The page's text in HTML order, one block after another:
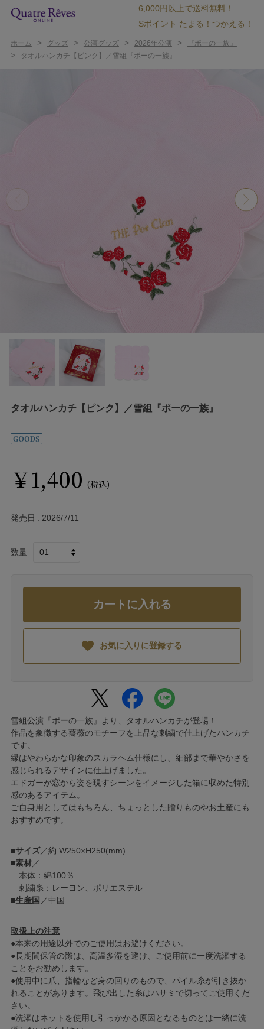
6,000円以上で送料無料！
Sポイント たまる！つかえる！
ホーム > グッズ > 公演グッズ > 2026年公演 > 『ポーの一族』
> タオルハンカチ【ピンク】／雪組『ポーの一族』
タオルハンカチ【ピンク】／雪組『ポーの一族』
￥1,400 (税込)
発売日 2026/7/11
数量
カートに入れる
お気に入りに登録する
雪組公演『ポーの一族』より、タオルハンカチが登場！
作品を象徴する薔薇のモチーフを上品な刺繍で仕上げたハンカチ
です。
縁はやわらかな印象のスカラヘム仕様にし、細部まで華やかさを
感じられるデザインに仕上げました。
エドガーが窓から姿を現すシーンをイメージした箱に収めた特別
感のあるアイテム。
ご自身用としてはもちろん、ちょっとした贈りものやお土産にも
おすすめです。
■サイズ／約 W250×H250(mm)
■素材／
本体：綿100％
刺繍糸：レーヨン、ポリエステル
■生産国 ／中国
取扱上の注意
●本来の用途以外でのご使用はお避けください。
●長期間保管の際は、高温多湿を避け、ご使用前に一度洗濯する
ことをお勧めします。
●使用中に爪、指輪など身の回りのもので、パイル糸が引き抜か
れることがあります。飛び出した糸はハサミで切ってご使用くだ
さい。
●洗濯はネットを使用し引っかかる原因となるものとは一緒に洗